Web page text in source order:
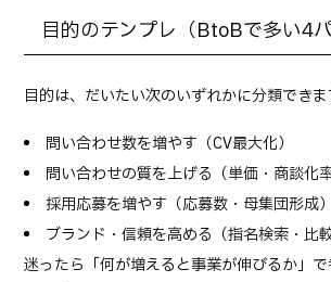
目的のテンプレ（BtoBで多い4パ
目的は、だいたい次のいずれかに分類できま
問い合わせ数を増やす（CV最大化）
問い合わせの質を上げる（単価・商談化
採用応募を増やす（応募数・母集団形成）
ブランド・信頼を高める（指名検索・比
迷ったら「何が増えると事業が伸びるか」